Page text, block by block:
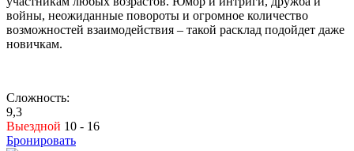
войны, неожиданные повороты и огромное количество
возможностей взаимодействия – такой расклад подойдет даже
новичкам.
Сложность:
9,3
Выездной 10 - 16
Бронировать